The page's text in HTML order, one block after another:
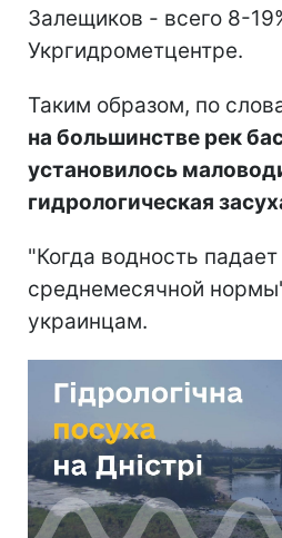
Залещиков - всего 8-
Укргидрометцентре.
Таким образом, по
на большинстве рек
установилось
гидрологическая
"Когда водность
среднемесячной
украинцам.